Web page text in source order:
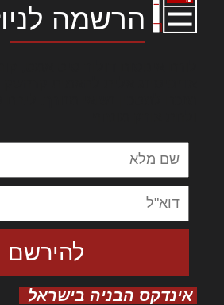
הרשמה
אינדקס הבניה בישראל